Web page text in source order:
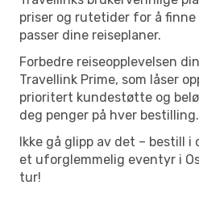
priser og rutetider for å
passer dine reiseplaner.
Forbedre reiseopplevelsen
Travellink Prime, som låser
prioritert kundestøtte og
deg penger på hver bestilling.
Ikke gå glipp av det – bestill
et uforglemmelig eventyr i
tur!